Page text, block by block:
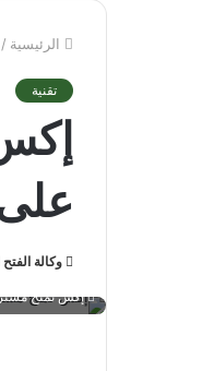
الرئيسية /
تقنية
وكالة الفتح
إكس تمنح